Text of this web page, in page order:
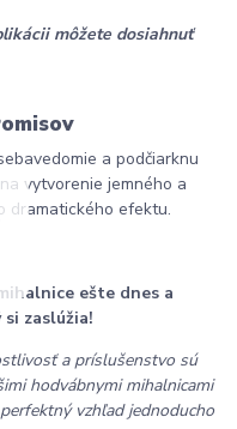
môžete dosiahnuť
a podčiarknu
vytvorenie jemného a
dramatického efektu.
ešte dnes a
zaslúžia!
a príslušenstvo sú
hodvábnymi mihalnicami
vzhľad jednoducho